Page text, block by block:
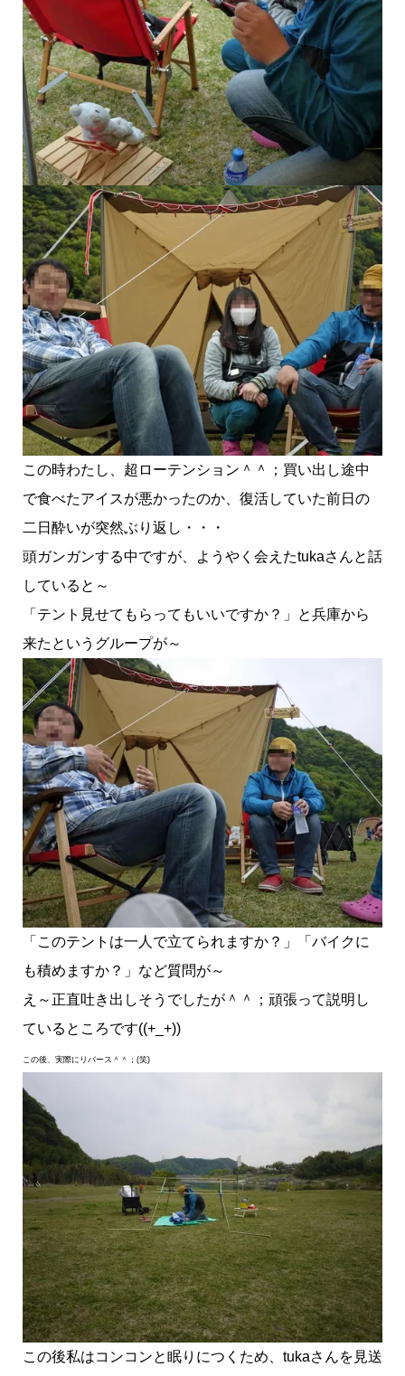
この時わたし、超ローテンション＾＾；買い出し途中
で食べたアイスが悪かったのか、復活していた前日の
二日酔いが突然ぶり返し・・・
頭ガンガンする中ですが、ようやく会えたtukaさんと話
していると～
「テント見せてもらってもいいですか？」と兵庫から
来たというグループが～
「このテントは一人で立てられますか？」「バイクに
も積めますか？」など質問が～
え～正直吐き出しそうでしたが＾＾；頑張って説明し
ているところです((+_+))
この後、実際にリバース＾＾；(笑)
この後私はコンコンと眠りにつくため、tukaさんを見送